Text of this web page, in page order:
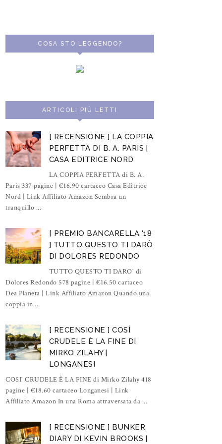
COSA STO LEGGENDO?
ARTICOLI PIÙ LETTI
[ RECENSIONE ] LA COPPIA
PERFETTA DI B. A. PARIS |
CASA EDITRICE NORD
LA COPPIA PERFETTA di B. A.
Paris 337 pagine | €16.90 cartaceo Casa Editrice
Nord | Link Affiliato Amazon Sembra un
tranquillo ...
[ PREMIO BANCARELLA '18
] TUTTO QUESTO TI DARÒ
DI DOLORES REDONDO
TUTTO QUESTO TI DARO' di
Dolores Redondo 578 pagine | €16.50 cartaceo
Dea Planeta | Link Affiliato Amazon Quando una
coppia in ...
[ RECENSIONE ] COSÌ
CRUDELE È LA FINE DI
MIRKO ZILAHY |
LONGANESI
COSI' CRUDELE È LA FINE di Mirko Zilahy 418
pagine | €18.60 cartaceo Longanesi | Link
Affiliato Amazon In una Roma attraversata da ...
[ RECENSIONE ] BUNKER
DIARY DI KEVIN BROOKS |